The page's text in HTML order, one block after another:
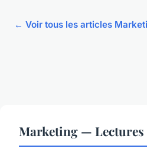
← Voir tous les articles
Marketing — Lectures